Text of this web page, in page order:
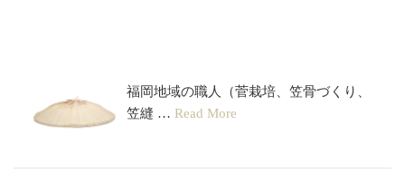
福岡地域の職人（菅栽培、笠骨づくり、
笠縫 … Read More